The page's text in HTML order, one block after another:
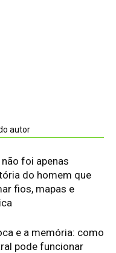
autor
foi apenas
do homem que
fios, mapas e
e a memória: como
pode funcionar